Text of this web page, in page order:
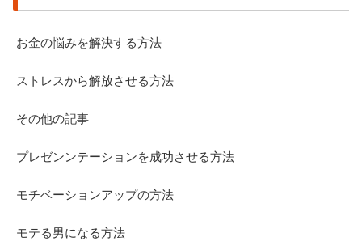
お金の悩みを解決する方法
ストレスから解放させる方法
その他の記事
プレゼンンテーションを成功させる方法
モチベーションアップの方法
モテる男になる方法